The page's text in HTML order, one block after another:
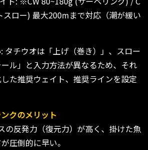
スロー) 最大200mまで対応（潮が緩い
: タチウオは「上げ（巻き）」、スロー
ル」と入力方法が異なるため、それ
た推奨ウェイト、推奨ラインを設定
クのメリット
の反発力（復元力）が高く、掛けた魚
圧倒的に早い。